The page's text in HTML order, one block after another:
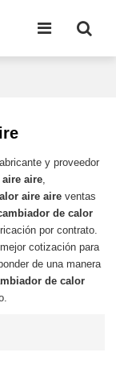
y proveedor
aire,
aire aire ventas
de calor
por contrato.
cotización para
de una manera
de calor